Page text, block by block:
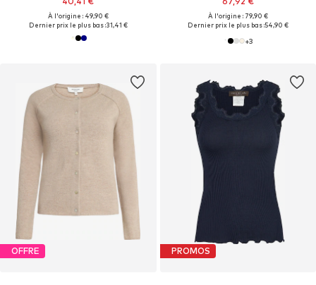
À l'origine : 49,90 €
Dernier prix le plus bas :31,41 €
À l'origine : 79,90 €
Dernier prix le plus bas :54,90 €
+3
OFFRE PROMOS